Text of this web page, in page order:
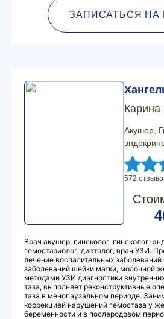
ЗАПИСАТЬСЯ НА
Карина
Акушер,
572
Врач акушер, гинеколог, гинеколог-
гемостазиолог, диетолог, врач УЗИ.
лечение воспалительных заболеваний
заболеваний шейки матки, молочной
методами УЗИ диагностики
таза, выполняет реконструктивные
таза в менопаузальном периоде.
коррекцией нарушений гемостаза у
беременности и в послеродовом